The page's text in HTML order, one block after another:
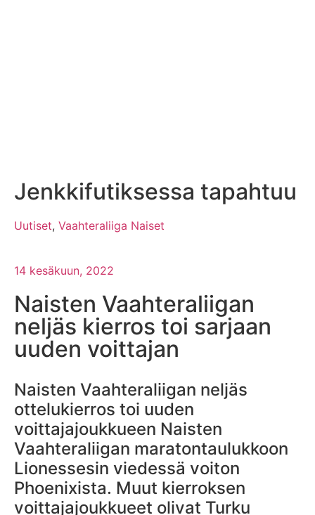
Jenkkifutiksessa tapahtuu
Uutiset, Vaahteraliiga Naiset
14 kesäkuun, 2022
Naisten Vaahteraliigan
neljäs kierros toi sarjaan
uuden voittajan
Naisten Vaahteraliigan neljäs
ottelukierros toi uuden
voittajajoukkueen Naisten
Vaahteraliigan maratontaulukkoon
Lionessesin viedessä voiton
Phoenixista. Muut kierroksen
voittajajoukkueet olivat Turku